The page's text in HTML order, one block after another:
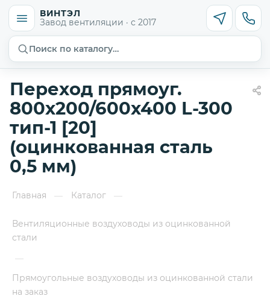
ВИНТЭЛ
Завод вентиляции · с 2017
Поиск по каталогу…
Переход прямоуг.
800х200/600х400 L-300
тип-1 [20]
(оцинкованная сталь
0,5 мм)
Главная — Каталог —
Вентиляционные воздуховоды из оцинкованной
стали
—
Прямоугольные воздуховоды из оцинкованной стали
на заказ